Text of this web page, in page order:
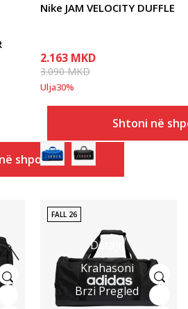
shportë
Nike JAM VELOCITY DUFFLE
2.163 MKD
3.090MKD
Ulja30%
Shtoni në
Detaje
Krahasoni
Brzi Pregled
FALL 26